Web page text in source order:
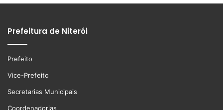
Prefeitura de Niterói
Prefeito
Vice-Prefeito
Secretarias Municipais
Coordenadorias